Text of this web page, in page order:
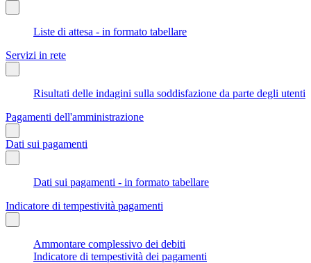
Liste di attesa - in formato tabellare
Servizi in rete
Risultati delle indagini sulla soddisfazione da parte degli utenti
Pagamenti dell'amministrazione
Dati sui pagamenti
Dati sui pagamenti - in formato tabellare
Indicatore di tempestività pagamenti
Ammontare complessivo dei debiti
Indicatore di tempestività dei pagamenti